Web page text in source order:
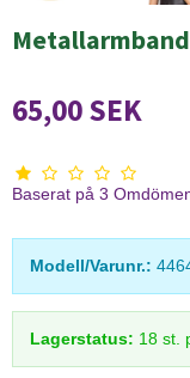
65,00 SEK
Baserat på 3
Modell/Varunr.:
Lagerstatus: 18 st.